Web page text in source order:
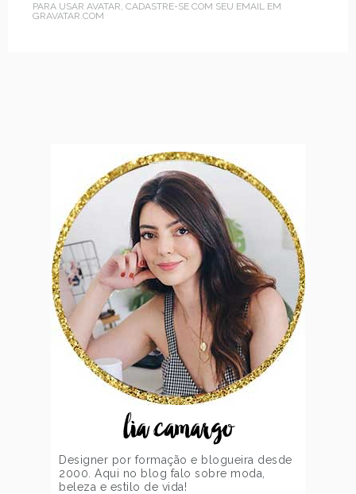
PARA USAR AVATAR, CADASTRE-SE COM SEU EMAIL EM
GRAVATAR.COM
lia camargo
Designer por formação e blogueira desde
2000. Aqui no blog falo sobre moda,
beleza e estilo de vida!